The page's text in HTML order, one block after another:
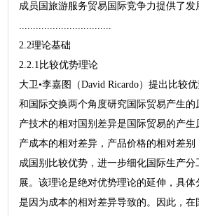
成员国旅游服务贸易国际竞争力提供了发
.................................
2.2理论基础
2.2.1比较优势理论
大卫•李嘉图（David Ricardo）提出比较
和国际交换两个角度研究国际贸易产生的
产技术的相对国别差异是国际贸易的产
产成本的相对差异，产品价格的相对差
成国别比较优势，进一步细化国际生产
展。该理论是绝对优势理论的延伸，具体
是因为成本的相对差异导致的。因此，在